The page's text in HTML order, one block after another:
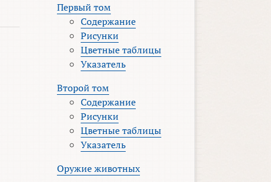
Первый том
Содержание
Рисунки
Цветные таблицы
Указатель
Второй том
Содержание
Рисунки
Цветные таблицы
Указатель
Оружие животных